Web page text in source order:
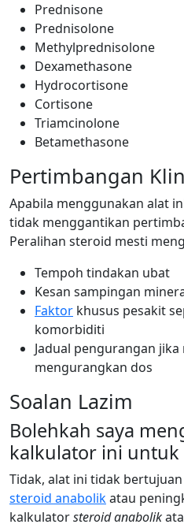
Prednisone
Prednisolone
Methylprednisolone
Dexamethasone
Hydrocortisone
Cortisone
Triamcinolone
Betamethasone
Pertimbangan
Apabila menggunakan alat
tidak menggantikan
Peralihan steroid mesti
Tempoh tindakan ubat
Kesan sampingan
Faktor khusus pesakit
komorbiditi
Jadual pengurangan
mengurangkan dos
Soalan Lazim
Bolehkah saya
kalkulator ini untuk
Tidak, alat ini tidak
steroid anabolikatau
kalkulatorsteroid anabolik